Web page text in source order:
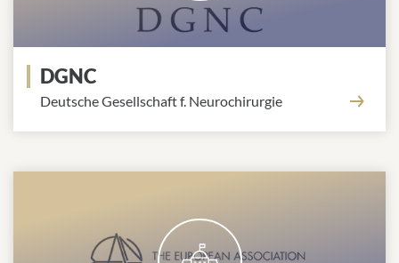
DGNC
Deutsche Gesellschaft f. Neurochirurgie